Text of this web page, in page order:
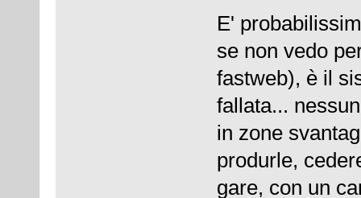
E'
se non vedo
fastweb), è il
fallata...
in zone
produrle,
gare, con un